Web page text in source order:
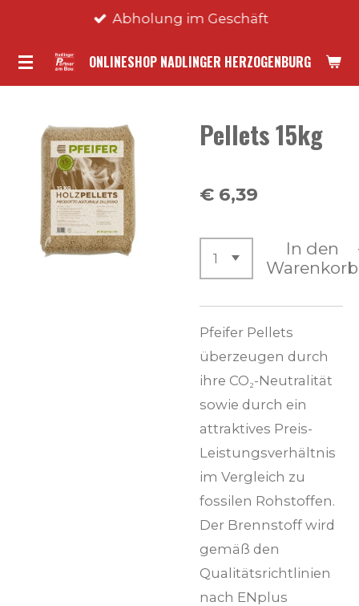
springen
ONLINESHOP NADLINGER HERZOGENBURG
Abholung im Geschäft
Pellets 15kg
€ 6,39
In den
Warenkorb
Pfeifer Pellets
überzeugen durch
ihre CO₂-Neutralität
sowie durch ein
attraktives Preis-
Leistungsverhältnis
im Vergleich zu
fossilen Rohstoffen.
Der Brennstoff wird
gemäß den
Qualitätsrichtlinien
nach ENplus